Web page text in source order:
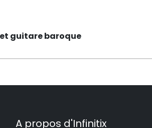
guitare baroque
A propos d'Infinitix